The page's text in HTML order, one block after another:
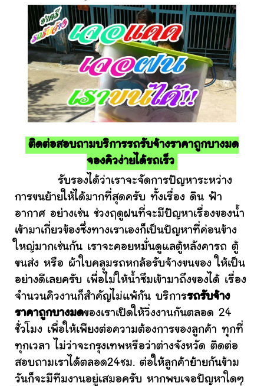
ติดต่อสอบถามบริการรถรับจ้างราคาถูกบางมด
จองคิวง่ายได้รถเร็ว
รับรองได้ว่าเราจะจัดการปัญหาระหว่าง
การขนย้ายให้ได้มากที่สุดครับ ทั้งเรื่อง ดิน ฟ้า
อากาศ อย่างเช่น ช่วงฤดูฝนที่จะมีปัญหาเรื่องของน้ำ
เข้ามาเกี่ยวข้องซึ่งทางเราเองก็เป็นปัญหาที่ค่อนข้าง
ใหญ่มากเช่นกัน เราจะคอยหมั่นดูแลตู้หลังคารถ ตู้
ขนส่ง หรือ ผ้าใบคลุมรถหกล้อรับจ้างขนของ ให้เป็น
อย่างดีเลยครับ เพื่อไม่ให้น้ำซึมเข้ามาถึงของได้ เรื่อง
จำนวนคิวงานก็สำคัญไม่แพ้กัน บริการรถรับจ้าง
ราคาถูกบางมดของเราเปิดให้วิ่งงานกันตลอด 24
ชั่วโมง เพื่อให้เพียงต่อความต้องการของลูกค้า ทุกที่
ทุกเวลา ไม่ว่าจะกรุงเทพหรือว่าต่างจังหวัด ติดต่อ
สอบถามเราได้ตลอด24ชม. ต่อให้ลูกค้าย้ายกันข้าม
วันก็จะมีทีมงานอยู่เสมอครับ หากพบเจอปัญหาใดๆ